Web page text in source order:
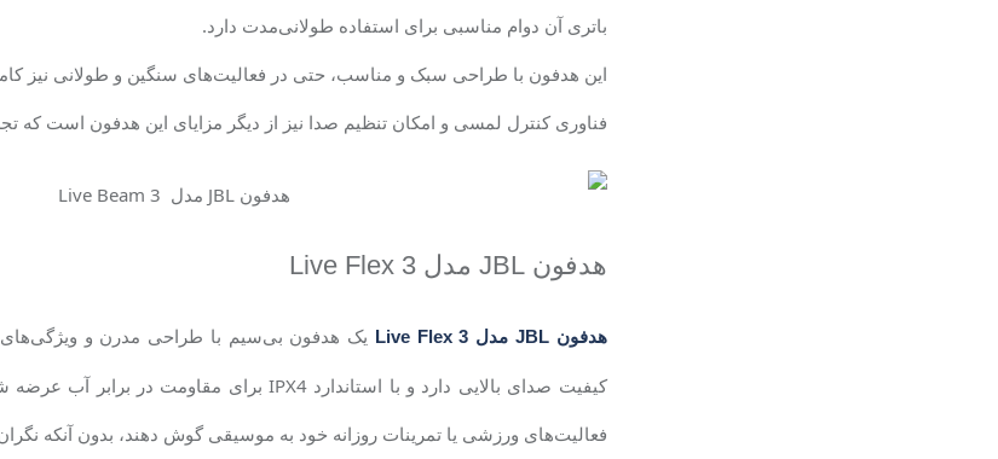
باتری آن دوام مناسبی برای استفاده طولانی‌مدت دارد.
این هدفون با طراحی سبک و مناسب، حتی در فعالیت‌های سنگین و طولانی نیز
فناوری کنترل لمسی و امکان تنظیم صدا نیز از دیگر مزایای این هدفون است که
هدفون JBL مدلLive Flex 3
هدفونJBL مدل Live Flex 3 یک هدفون بی‌سیم با طراحی مدرن و
کیفیت صدای بالایی دارد و با استاندارد IPX4 برای مقاومت در برابر آب
فعالیت‌های ورزشی یا تمرینات روزانه خود به موسیقی گوش دهند، بدون آنکه